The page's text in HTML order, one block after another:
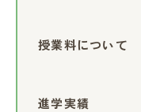
授業料について
進学実績